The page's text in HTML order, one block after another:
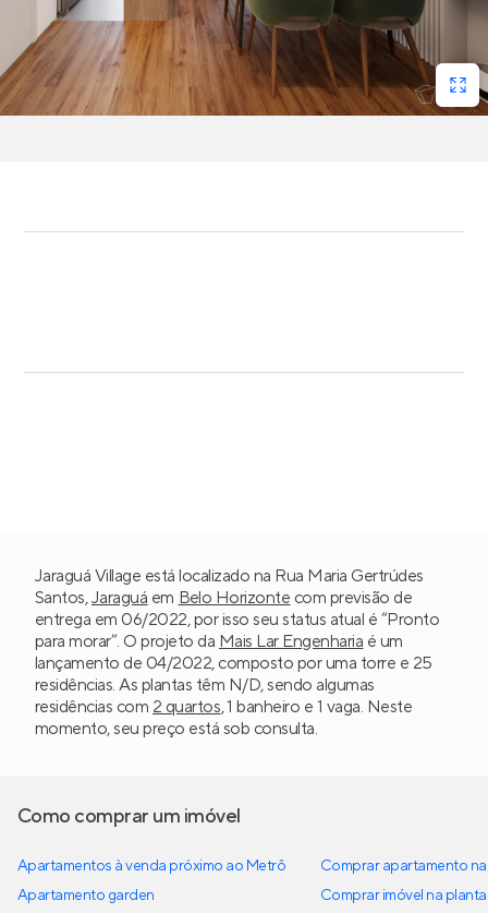
Jaraguá Village está localizado na Rua Maria Gertrúdes
Santos,Jaraguá em Belo Horizonte com previsão de
entrega em 06/2022, por isso seu status atual é “Pronto
para morar”. O projeto da Mais Lar Engenharia é um
lançamento de 04/2022, composto por uma torre e 25
residências. As plantas têm N/D, sendo algumas
residências com 2 quartos, 1 banheiro e 1 vaga. Neste
momento, seu preço está sob consulta.
Como comprar um imóvel
Apartamentos à venda próximo ao Metrô
Apartamento garden
Comprar apartamento
Comprar imóvel na planta